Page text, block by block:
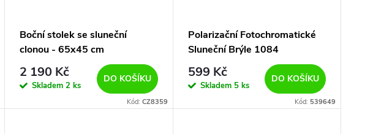
Boční stolek se sluneční
clonou - 65x45 cm
2 190 Kč
Skladem2 ks
DO KOŠÍKU
Kód: CZ8359
Polarizační Fotochromatické
Sluneční Brýle 1084
599 Kč
Skladem 5 ks
DO KOŠÍKU
Kód: 539649